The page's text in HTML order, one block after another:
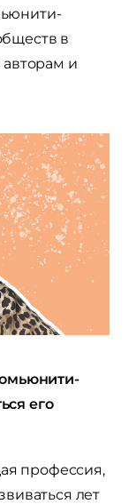
в
авторам и
его
профессия,
лет